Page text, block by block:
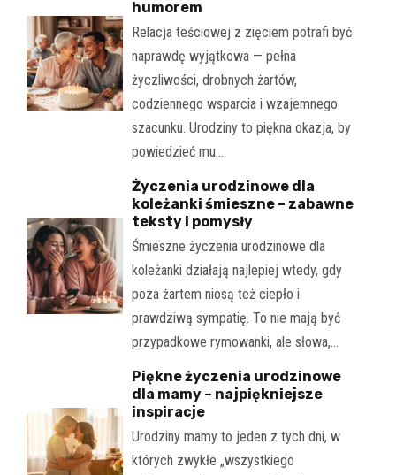
humorem
Relacja teściowej z zięciem potrafi być
naprawdę wyjątkowa — pełna
życzliwości, drobnych żartów,
codziennego wsparcia i wzajemnego
szacunku. Urodziny to piękna okazja, by
powiedzieć mu…
Życzenia urodzinowe dla
koleżanki śmieszne – zabawne
teksty i pomysły
Śmieszne życzenia urodzinowe dla
koleżanki działają najlepiej wtedy, gdy
poza żartem niosą też ciepło i
prawdziwą sympatię. To nie mają być
przypadkowe rymowanki, ale słowa,…
Piękne życzenia urodzinowe
dla mamy – najpiękniejsze
inspiracje
Urodziny mamy to jeden z tych dni, w
których zwykłe „wszystkiego